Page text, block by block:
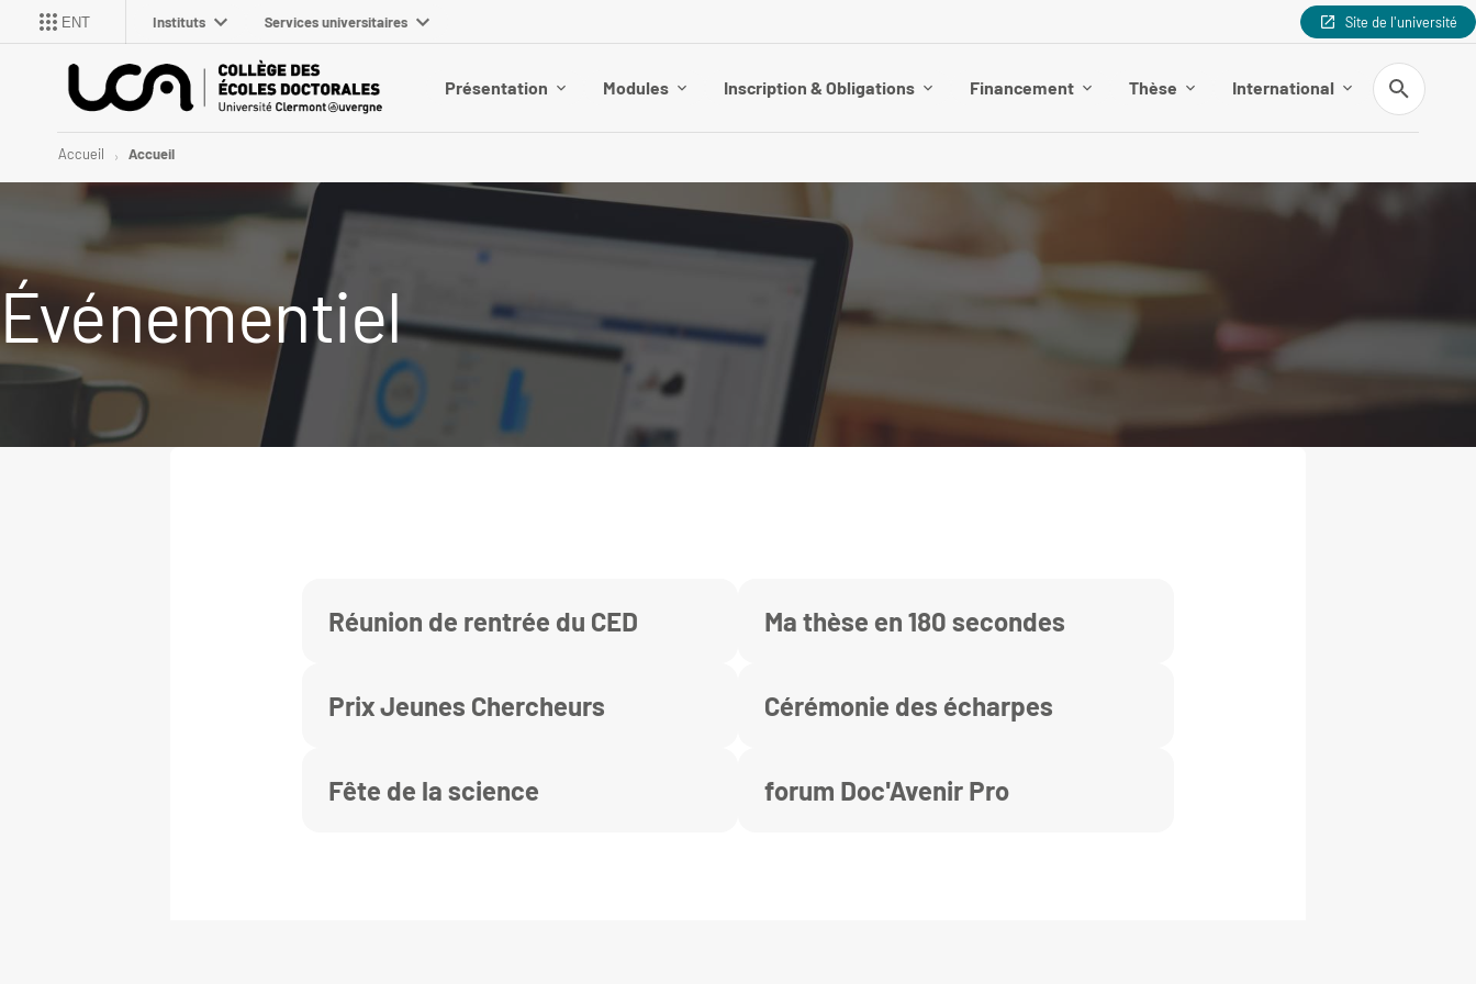
ENT Instituts Services universitaires Site de l'université
Présentation Modules Inscription & Obligations Financement Thèse International
Recherche
Accueil Accueil
Événementiel
Réunion de rentrée du CED Ma thèse en 180 secondes
Prix Jeunes Chercheurs Cérémonie des écharpes
Fête de la science forum Doc'Avenir Pro